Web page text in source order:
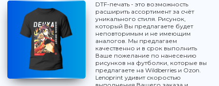
DTF-печать - это возможность
расширить ассортимент за счёт
уникального стиля. Рисунок,
который Вы предлагаете будет
неповторимым и не имеющим
аналогов. Мы предлагаем
качественно и в срок выполнить
Ваше пожелание по нанесению
рисунков на футболки, которые вы
предлагаете на Wildberries и Ozon.
Lenoprint удивит скоростью